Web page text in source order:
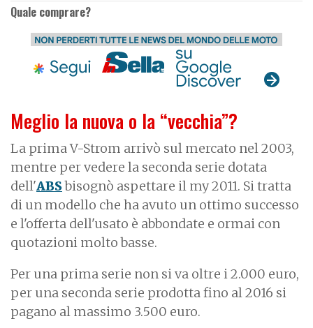
Meglio la nuova o la “vecchia”?
La prima V-Strom arrivò sul mercato nel 2003,
mentre per vedere la seconda serie dotata
dell'ABSbisognò aspettare il my 2011. Si tratta
di un modello che ha avuto un ottimo successo
e l'offerta dell'usato è abbondate e ormai con
quotazioni molto basse.
Per una prima serie non si va oltre i 2.000 euro,
per una seconda serie prodotta fino al 2016 si
pagano al massimo 3.500 euro.
Quale comprare?